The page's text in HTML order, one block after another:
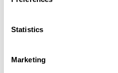
Statistics
Marketing
01 March 2024